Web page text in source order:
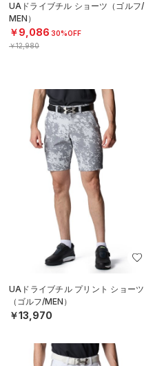
UAドライブチル ショーツ（ゴルフ/
MEN）
￥9,086 30%OFF
￥12,980
UAドライブチル プリント ショーツ
（ゴルフ/MEN）
￥13,970